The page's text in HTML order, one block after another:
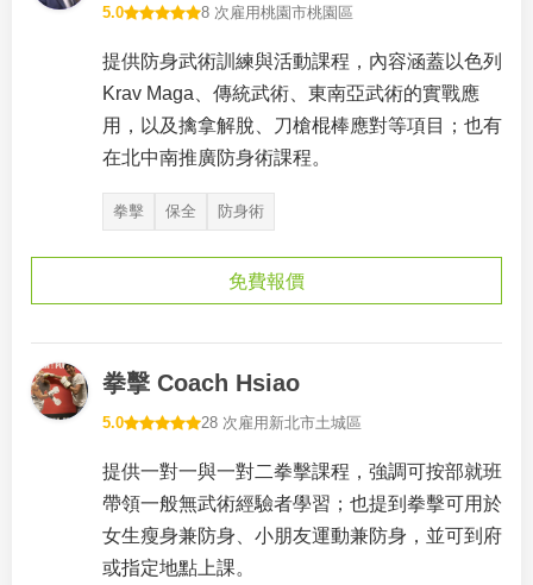
5.0 8 次雇用桃園市桃園區
提供防身武術訓練與活動課程，內容涵蓋以色列
Krav Maga、傳統武術、東南亞武術的實戰應
用，以及擒拿解脫、刀槍棍棒應對等項目；也有
在北中南推廣防身術課程。
拳擊 保全 防身術
免費報價
拳擊 Coach Hsiao
5.0 28 次雇用 新北市土城區
提供一對一與一對二拳擊課程，強調可按部就班
帶領一般無武術經驗者學習；也提到拳擊可用於
女生瘦身兼防身、小朋友運動兼防身，並可到府
或指定地點上課。